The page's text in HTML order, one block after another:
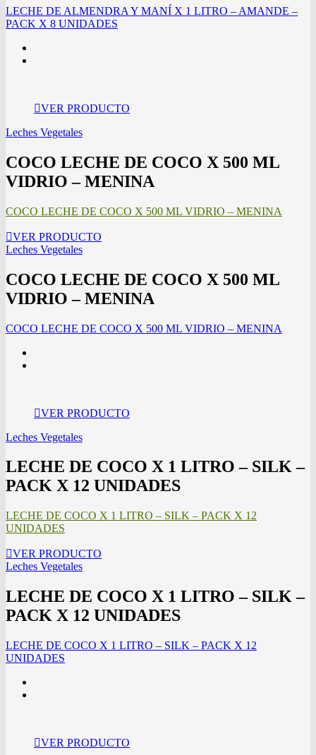
LECHE DE ALMENDRA Y MANÍ X 1 LITRO – AMANDE –
PACK X 8 UNIDADES
VER PRODUCTO
Leches Vegetales
COCO LECHE DE COCO X 500 ML
VIDRIO – MENINA
COCO LECHE DE COCO X 500 ML VIDRIO – MENINA
VER PRODUCTO
Leches Vegetales
COCO LECHE DE COCO X 500 ML
VIDRIO – MENINA
COCO LECHE DE COCO X 500 ML VIDRIO – MENINA
VER PRODUCTO
Leches Vegetales
LECHE DE COCO X 1 LITRO – SILK –
PACK X 12 UNIDADES
LECHE DE COCO X 1 LITRO – SILK – PACK X 12
UNIDADES
VER PRODUCTO
Leches Vegetales
LECHE DE COCO X 1 LITRO – SILK –
PACK X 12 UNIDADES
LECHE DE COCO X 1 LITRO – SILK – PACK X 12
UNIDADES
VER PRODUCTO